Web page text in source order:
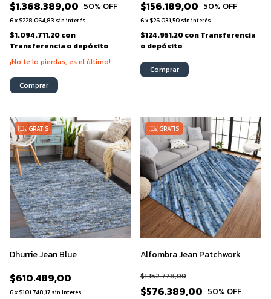
$1.368.389,00 50% OFF
6x $228.064,83 sin interés
$1.094.711,20con
Transferencia o depósito
¡No te lo pierdas, es el último!
Comprar
$156.189,00 50% OFF
6x $26.031,50 sin interés
$124.951,20conTransferencia
o depósito
Comprar
GRATIS
Dhurrie Jean Blue
$610.489,00
6x $101.748,17 sin interés
GRATIS
Alfombra Jean Patchwork
$576.389,00
$1.152.778,00
50% OFF